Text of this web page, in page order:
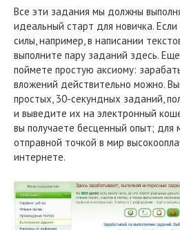
Все эти задания мы должны
идеальный старт для новичка.
силы, например, в написании
выполните пару заданий здесь.
поймете простую аксиому:
вложений действительно можно.
простых, 30-секундных заданий,
и выведите их на электронный
вы получаете бесценный опыт; для
отправной точкой в мир
интернете.